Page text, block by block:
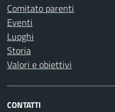
Comitato parenti
Eventi
Luoghi
Storia
Valori e obiettivi
CONTATTI